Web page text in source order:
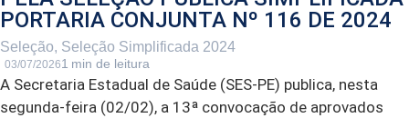
PORTARIA CONJUNTA Nº 116 DE 2024
Seleção, Seleção Simplificada 2024
03/07/2026
A Secretaria Estadual de Saúde (SES-PE) publica, nesta
segunda-feira (02/02), a 13ª convocação de aprovados